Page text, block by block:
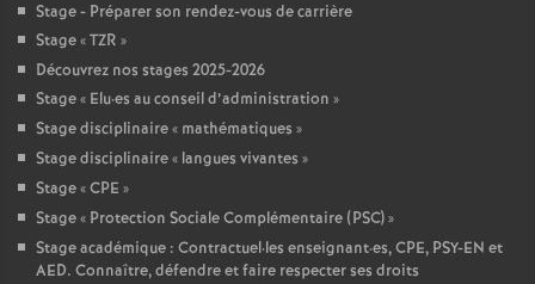
Stage - Préparer son rendez-vous de carrière
Stage «TZR »
Découvrez nos stages 2025-2026
Stage « Elu·es au conseil d’administration »
Stage disciplinaire « mathématiques »
Stage disciplinaire « langues vivantes »
Stage «CPE »
Stage « Protection Sociale Complémentaire (PSC)»
Stage académique : Contractuel·les enseignant·es, CPE, PSY-EN et
AED. Connaître, défendre et faire respecter ses droits